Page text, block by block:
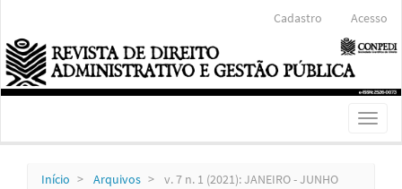
Conteúdo
principal
Barra
Lateral
Cadastro Acesso
Toggle
Início Arquivos v. 7 n. 1 (2021): JANEIRO - JUNHO